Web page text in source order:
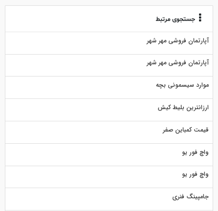
جستجوی مرتبط
آپارتمان فروشی مهر شهر
آپارتمان فروشی مهر شهر
موارد سیسمونی بچه
ارزانترین بلیط کیش
قیمت کمباین صفر
واچ فور یو
واچ فور یو
جامپینگ فنری